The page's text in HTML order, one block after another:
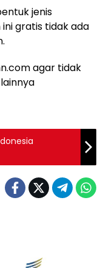
jenis
gratis tidak ada
agar tidak